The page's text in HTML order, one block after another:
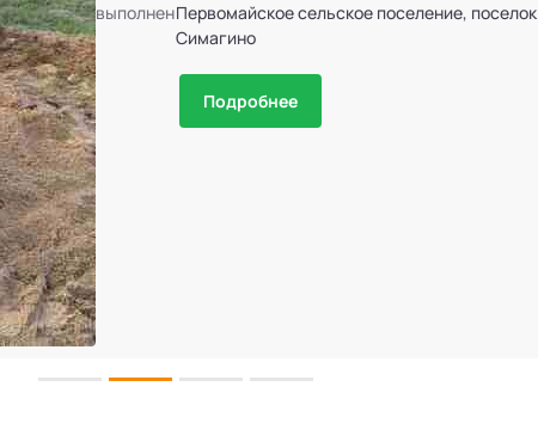
выполненПервомайское сельское поселение, поселок
Симагино
Подробнее